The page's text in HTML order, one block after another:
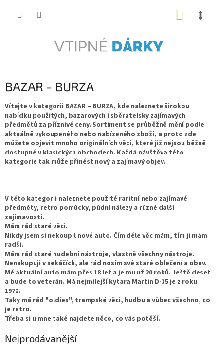
BAZAR - BURZA
Vítejte v kategorii BAZAR – BURZA, kde naleznete širokou
nabídku použitých, bazarových i sběratelsky zajímavých
předmětů za příznivé ceny. Sortiment se průběžně mění podle
aktuálně vykoupeného nebo nabízeného zboží, a proto zde
můžete objevit mnoho originálních věcí, které již nejsou běžně
dostupné v klasických obchodech. Každá návštěva této
kategorie tak může přinést nový a zajímavý objev.
V této kategorii naleznete použité raritní nebo zajímavé
předměty, retro pomůcky, půdní nálezy a různé další
zajímavosti.
Mám rád staré věci.
Nikdy jsem si nekoupil nové auto. Čím déle věc mám, tím ji mám
radši.
Mám rád staré hudební nástroje, vlastně všechny nástroje.
Nenakupuji v sekáčích, ale rád nosím své staré oblečení a obuv.
Mé aktuální auto mám přes 18 let a je mu už 20 roků. Ještě deset
a bude to veterán. Má nejmilejší kytara Martin D-35 je z roku
1972.
Taky má rád "oldies", trampské věci, hudbu a vůbec všechno, co
je retro.
Třeba si u mne také najdete něco, co vás potěší.
Nejprodávanější